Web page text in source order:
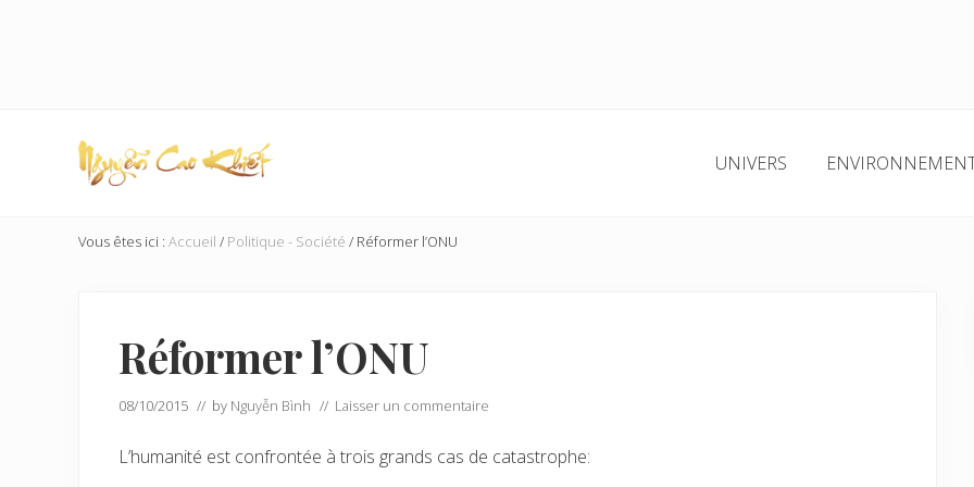
Global
UNIVERS
Vous êtes ici : Accueil / Politique - Société / Réformer l’ONU
Réformer l’ONU
08/10/2015 // by Nguyễn Bình // Laisser un commentaire
L’humanité est confrontée à trois grands cas de catastrophe: